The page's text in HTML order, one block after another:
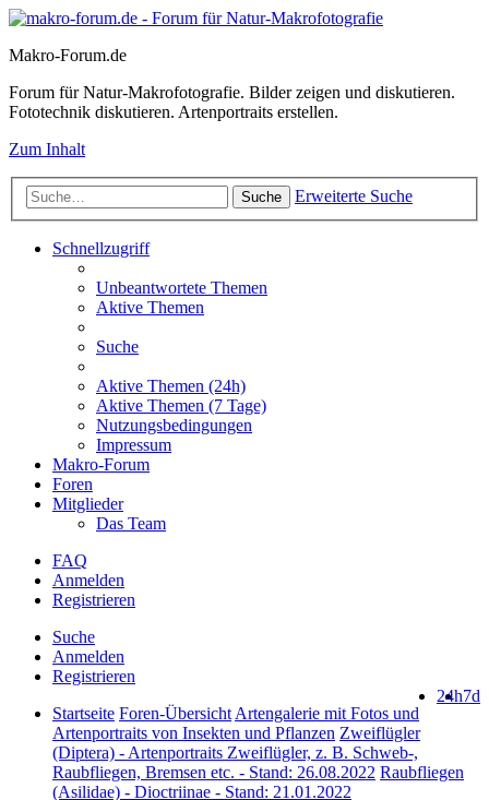
Makro-Forum.de
Forum für Natur-Makrofotografie. Bilder zeigen und diskutieren.
Fototechnik diskutieren. Artenportraits erstellen.
Zum Inhalt
Suche Erweiterte Suche
Schnellzugriff
Unbeantwortete Themen
Aktive Themen
Suche
Aktive Themen (24h)
Aktive Themen (7 Tage)
Nutzungsbedingungen
Impressum
Makro-Forum
Foren
Mitglieder
Das Team
FAQ
Anmelden
Registrieren
Suche
Anmelden
Registrieren
7d
24h
Startseite Foren-Übersicht Artengalerie mit Fotos und
Artenportraits von Insekten und Pflanzen Zweiflügler
(Diptera) - Artenportraits Zweiflügler, z. B. Schweb-,
Raubfliegen, Bremsen etc. - Stand: 26.08.2022 Raubfliegen
(Asilidae) - Dioctriinae - Stand: 21.01.2022